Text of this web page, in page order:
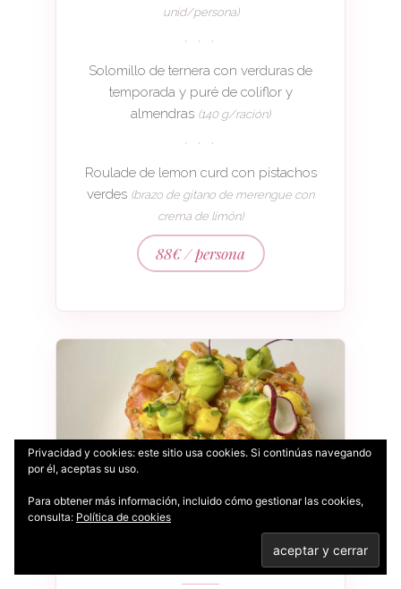
unid/persona)
· · ·
Solomillo de ternera con verduras de
temporada y puré de coliflor y
almendras (140 g/ración)
· · ·
Roulade de lemon curd con pistachos
verdes (brazo de gitano de merengue con
crema de limón)
88€ / persona
Privacidad y cookies: este sitio usa cookies. Si continúas navegando
por él, aceptas su uso.
Para obtener más información, incluido cómo gestionar las cookies,
consulta: Política de cookies